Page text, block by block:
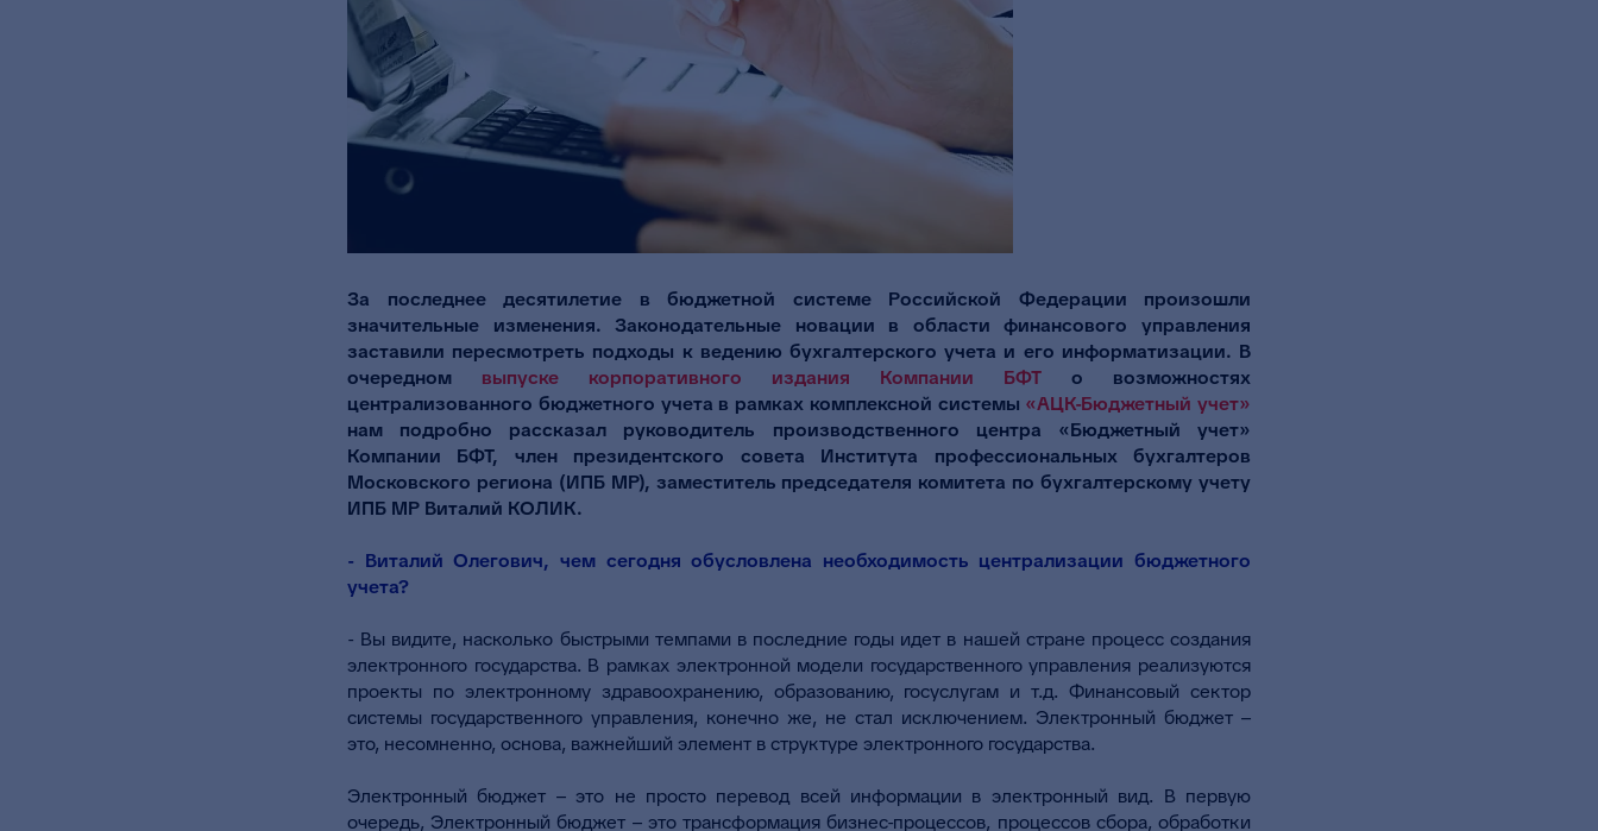
За последнее десятилетие в бюджетной системе Российской Федерации произошли
значительные изменения. Законодательные новации в области финансового управления
заставили пересмотреть подходы к ведению бухгалтерского учета и его информатизации. В
очередном выпуске корпоративного издания Компании БФТ о возможностях
централизованного бюджетного учета в рамках комплексной системы «АЦК-Бюджетный учет»
нам подробно рассказал руководитель производственного центра «Бюджетный учет»
Компании БФТ, член президентского совета Института профессиональных бухгалтеров
Московского региона (ИПБ МР), заместитель председателя комитета по бухгалтерскому учету
ИПБ МР Виталий КОЛИК.
- Виталий Олегович, чем сегодня обусловлена необходимость централизации бюджетного
учета?
- Вы видите, насколько быстрыми темпами в последние годы идет в нашей стране процесс создания
электронного государства. В рамках электронной модели государственного управления реализуются
проекты по электронному здравоохранению, образованию, госуслугам и т.д. Финансовый сектор
системы государственного управления, конечно же, не стал исключением. Электронный бюджет –
это, несомненно, основа, важнейший элемент в структуре электронного государства.
Электронный бюджет – это не просто перевод всей информации в электронный вид. В первую
очередь, Электронный бюджет – это трансформация бизнес-процессов, процессов сбора, обработки